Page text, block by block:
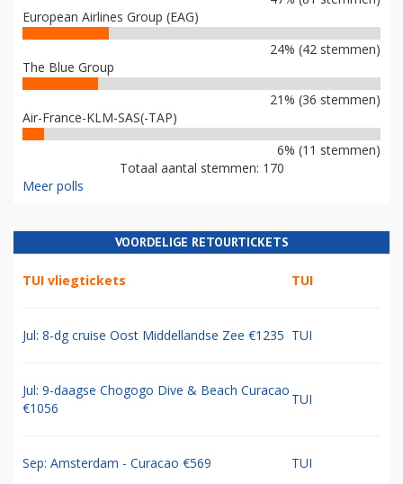
European Airlines Group (EAG)
24% (42 stemmen)
The Blue Group
21% (36 stemmen)
Air-France-KLM-SAS(-TAP)
6% (11 stemmen)
Totaal aantal stemmen: 170
Meer polls
VOORDELIGE RETOURTICKETS
TUI vliegtickets TUI
Jul: 8-dg cruise Oost Middellandse Zee €1235 TUI
Jul: 9-daagse Chogogo Dive & Beach Curacao
€1056
TUI
Sep: Amsterdam - Curacao €569 TUI